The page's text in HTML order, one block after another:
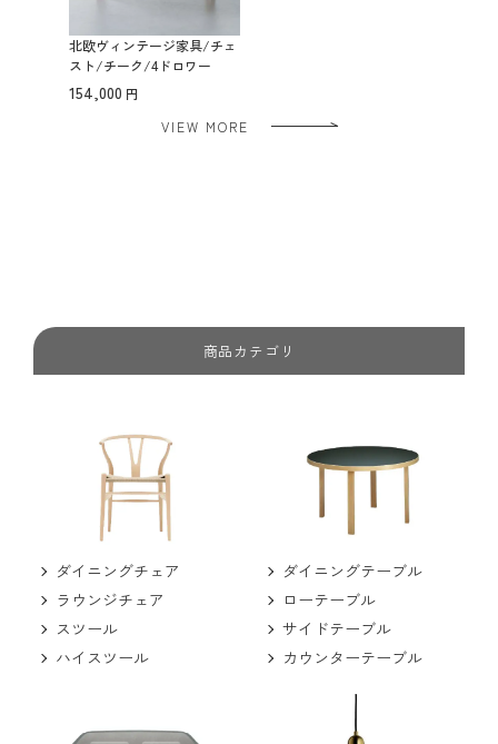
北欧ヴィンテージ家具/チェ
スト/チーク/4ドロワー
154,000
VIEW MORE
商品カテゴリ
ダイニングチェア
ラウンジチェア
スツール
ハイスツール
ダイニングテーブル
ローテーブル
サイドテーブル
カウンターテーブル